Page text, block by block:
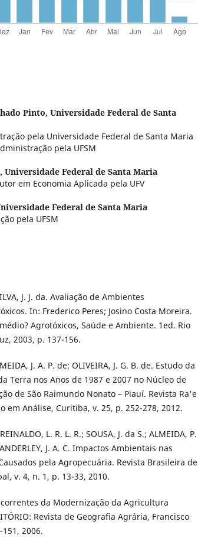
Pinto, Universidade Federal de Santa
pela Universidade Federal de Santa Maria
pela UFSM
Universidade Federal de Santa Maria
em Economia Aplicada pela UFV
Federal de Santa Maria
pela UFSM
J. J. da. Avaliação de Ambientes
In: Frederico Peres; Josino Costa Moreira.
Agrotóxicos, Saúde e Ambiente. 1ed. Rio
2003, p. 137-156.
J. A. P. de; OLIVEIRA, J. G. B. de. Estudo da
Terra nos Anos de 1987 e 2007 no Núcleo de
de São Raimundo Nonato – Piauí. Revista Ra'e
em Análise, Curitiba, v. 25, p. 252-278, 2012.
L. R. L. R.; SOUSA, J. da S.; ALMEIDA, P.
J. A. C. Impactos Ambientais nas
pela Agropecuária. Revista Brasileira de
v. 4, n. 1, p. 13-33, 2010.
da Modernização da Agricultura
Revista de Geografia Agrária, Francisco
2006.